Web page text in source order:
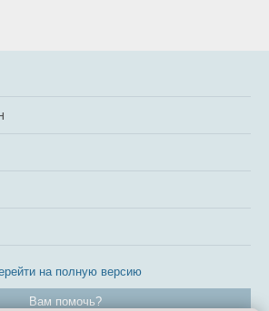
на полную версию
Вам помочь?